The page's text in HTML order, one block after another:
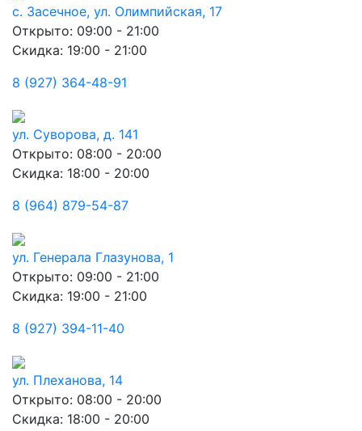
с. Засечное, ул. Олимпийская, 17
Открыто: 09:00 - 21:00
Скидка: 19:00 - 21:00
8 (927) 364-48-91
ул. Суворова, д. 141
Открыто: 08:00 - 20:00
Скидка: 18:00 - 20:00
8 (964) 879-54-87
ул. Генерала Глазунова, 1
Открыто: 09:00 - 21:00
Скидка: 19:00 - 21:00
8 (927) 394-11-40
ул. Плеханова, 14
Открыто: 08:00 - 20:00
Скидка: 18:00 - 20:00